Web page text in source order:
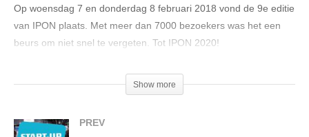
Op woensdag 7 en donderdag 8 februari 2018 vond de 9e editie
van IPON plaats. Met meer dan 7000 bezoekers was het een
beurs om niet snel te vergeten. Tot IPON 2020!
Show more
PREV